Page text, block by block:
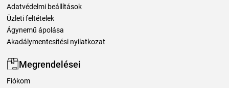
Adatvédelmi beállítások
Üzleti feltételek
Ágynemű ápolása
Akadálymentesítési nyilatkozat
Megrendelései
Fiókom